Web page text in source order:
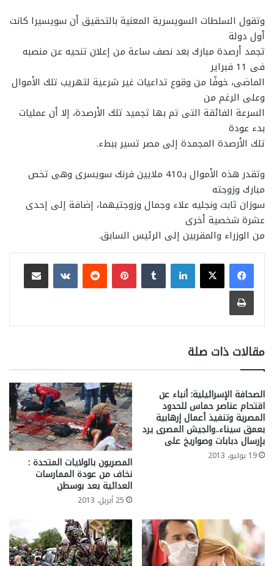
وتقول السلطات السويسرية المعنية بالتحقيق أن سويسيرا كانت
أول دولة
تجمد أرصدة مبارك بعد نصف ساعة من إعلان تنحيه عن منصبه
فى 11 فبراير
الماضى، خوفًا من وقوع تداعيات غير شرعية لتهريب تلك الأموال
وعلى الرغم من
السرعة الفائقة التى تم بها تجميد تلك الأرصدة، إلا أن عمليات
بدء عودة
تلك الأرصدة المجمدة إلى مصر تسير ببطء.
وتقدر هذه الأموال بـ410 ملايين فرنك سويسرى وهى تخص
مبارك وزوجته
سوزان ثابت ونجليه علاء وجمال وزوجتيهما، إضافة إلى إحدى
عشرة شخصية أخرى
من الوزراء والمقربين إلى الرئيس السابق.
لينكدإن بينتيريست
مشاركة عبر البريد
طباعة
مقالات ذات صلة
الصحافة الإسرائيلية: أنباء عن
اقتحام عناصر حماس للحدود
المصرية وتنفيذ أعمال إرهابية
بعمق سيناء..والجيش المصرى يرد
بإرسال دبابات وصواريخ على
19 يوليو، 2013 المصريون بالولايات المتحدة :
نخاف من عودة الممارسات
العدائية بعد بوسطن
25 أبريل، 2013